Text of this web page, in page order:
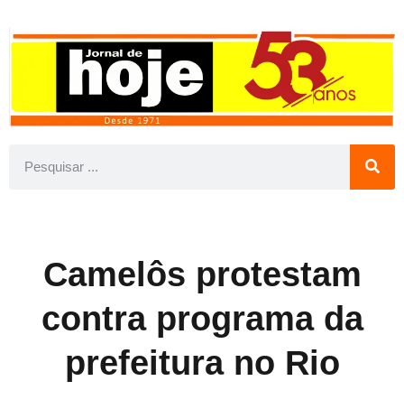
Camelôs protestam
contra programa da
prefeitura no Rio